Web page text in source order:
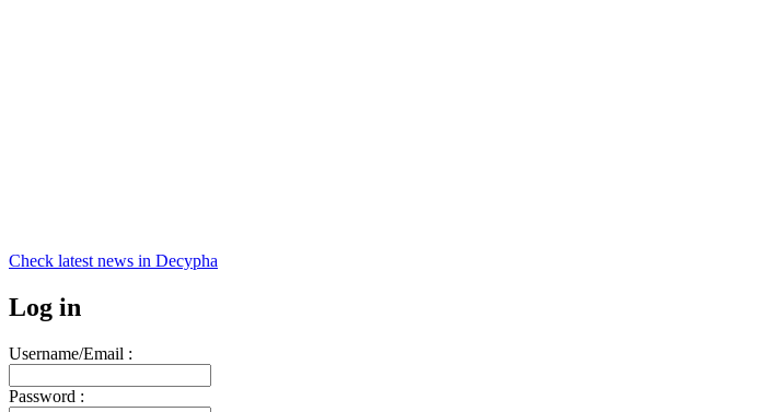
Check latest news in Decypha
Log in
Username/Email :
Password :